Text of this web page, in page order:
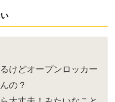
けどオープンロッカー
の？